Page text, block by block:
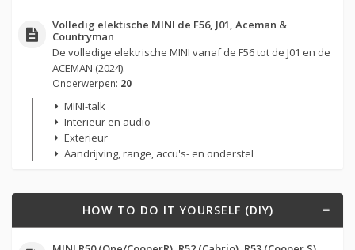
Volledig elektische MINI de F56, J01, Aceman &
Countryman
De volledige elektrische MINI vanaf de F56 tot de J01 en de
ACEMAN (2024).
Onderwerpen: 20
MINI-talk
Interieur en audio
Exterieur
Aandrijving, range, accu's- en onderstel
HOW TO DO IT YOURSELF (DIY)